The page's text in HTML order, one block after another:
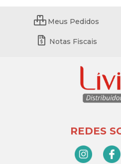
Meus Pedidos
Notas Fiscais
REDES